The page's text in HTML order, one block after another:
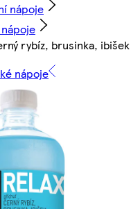
nápoje
rybíz, brusinka,
nápoje